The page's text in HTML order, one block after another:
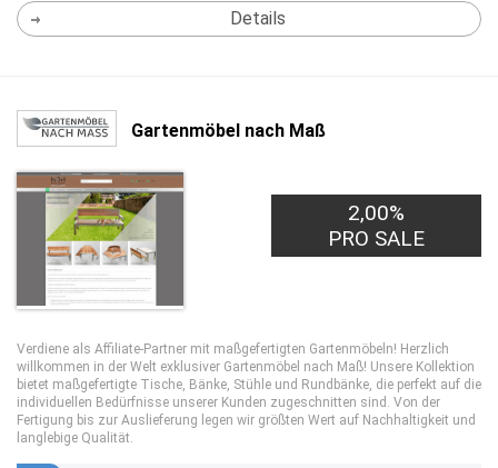
Details
Gartenmöbel nach Maß
2,00%
PRO SALE
Verdiene als Affiliate-Partner mit maßgefertigten Gartenmöbeln! Herzlich
willkommen in der Welt exklusiver Gartenmöbel nach Maß! Unsere Kollektion
bietet maßgefertigte Tische, Bänke, Stühle und Rundbänke, die perfekt auf die
individuellen Bedürfnisse unserer Kunden zugeschnitten sind. Von der
Fertigung bis zur Auslieferung legen wir größten Wert auf Nachhaltigkeit und
langlebige Qualität.